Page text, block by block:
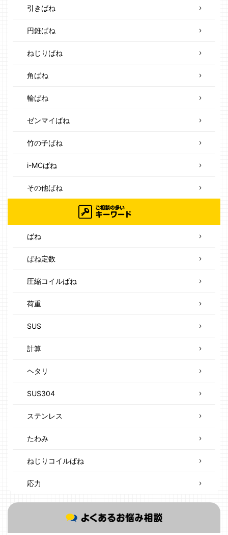
引きばね
円錐ばね
ねじりばね
角ばね
輪ばね
ゼンマイばね
竹の子ばね
i-MCばね
その他ばね
ばね
ばね定数
圧縮コイルばね
荷重
SUS
計算
ヘタリ
SUS304
ステンレス
たわみ
ねじりコイルばね
応力